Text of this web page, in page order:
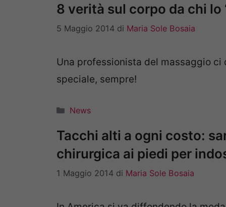
8 verità sul corpo da chi lo
5 Maggio 2014 di Maria Sole Bosaia
Una professionista del massaggio
speciale, sempre!
Categorie
News
Tacchi alti a ogni costo:
chirurgica ai piedi per
1 Maggio 2014 di Maria Sole Bosaia